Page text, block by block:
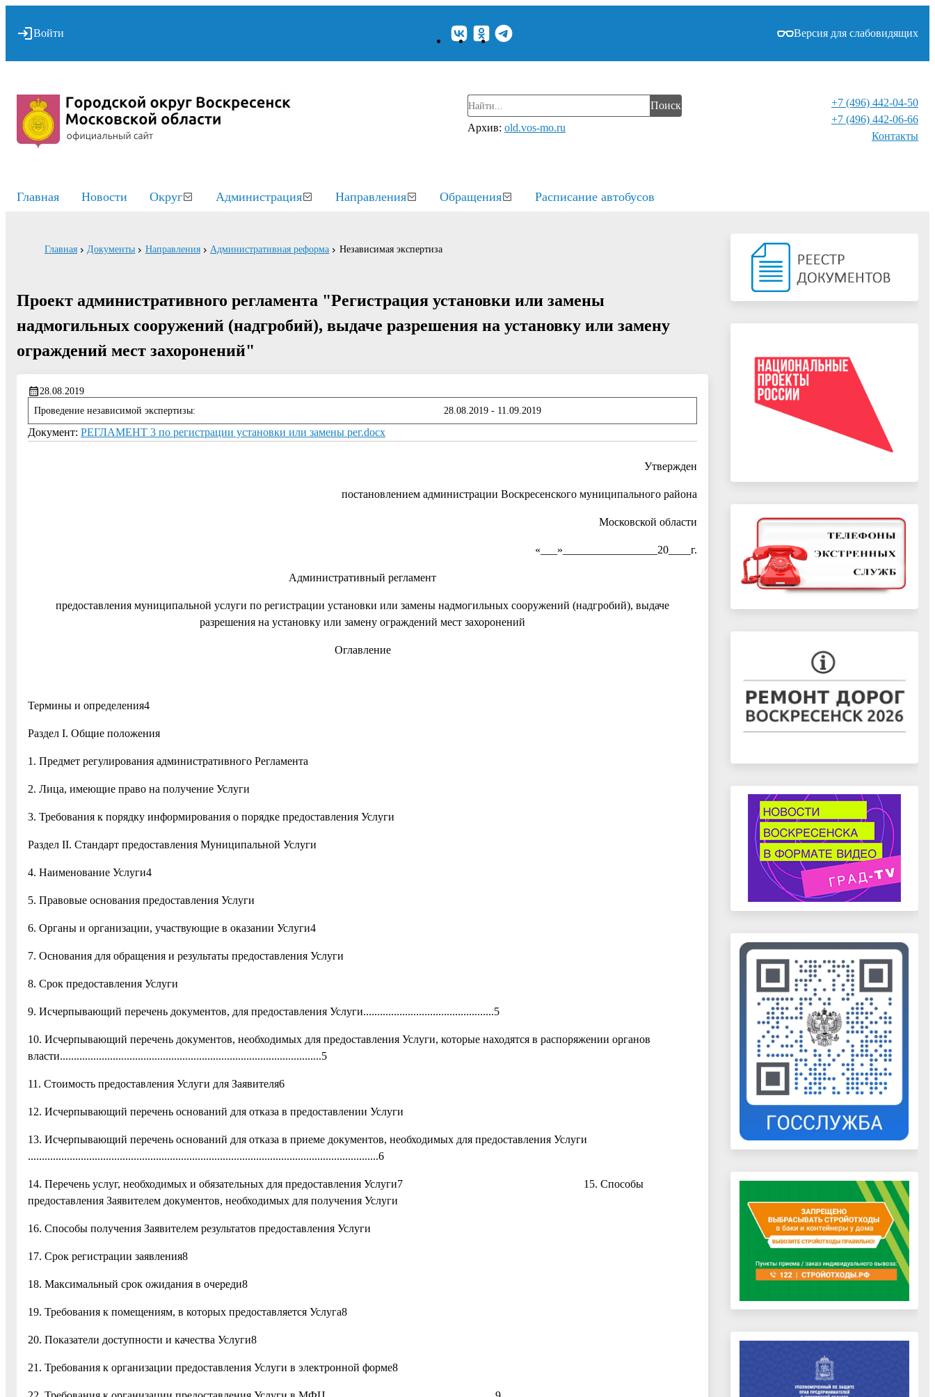
Войти Версия для слабовидящих
Поиск
Архив: old.vos-mo.ru
+7 (496) 442-04-50
+7 (496) 442-06-66
Контакты⁠
Главная Новости Округ Администрация Направления Обращения Расписание автобусов
Главная Документы Направления Административная реформа Независимая экспертиза
Проект административного регламента "Регистрация установки или замены
надмогильных сооружений (надгробий), выдаче разрешения на установку или замену
ограждений мест захоронений"
28.08.2019
Проведение независимой экспертизы:
28.08.2019 - 11.09.2019
Документ: РЕГЛАМЕНТ 3 по регистрации установки или замены рег.docx
Утвержден
постановлением администрации Воскресенского муниципального района
Московской области
«___»_________________20____г.
Административный регламент
предоставления муниципальной услуги по регистрации установки или замены надмогильных сооружений (надгробий), выдаче
разрешения на установку или замену ограждений мест захоронений
Оглавление
Термины и определения4
Раздел I. Общие положения
1. Предмет регулирования административного Регламента
2. Лица, имеющие право на получение Услуги
3. Требования к порядку информирования о порядке предоставления Услуги
Раздел II. Стандарт предоставления Муниципальной Услуги
4. Наименование Услуги4
5. Правовые основания предоставления Услуги
6. Органы и организации, участвующие в оказании Услуги4
7. Основания для обращения и результаты предоставления Услуги
8. Срок предоставления Услуги
9. Исчерпывающий перечень документов, для предоставления Услуги...............................................5
10. Исчерпывающий перечень документов, необходимых для предоставления Услуги, которые находятся в распоряжении органов
власти..............................................................................................5
11. Стоимость предоставления Услуги для Заявителя6
12. Исчерпывающий перечень оснований для отказа в предоставлении Услуги
13. Исчерпывающий перечень оснований для отказа в приеме документов, необходимых для предоставления Услуги
..............................................................................................................................6
14. Перечень услуг, необходимых и обязательных для предоставления Услуги7 15. Способы
предоставления Заявителем документов, необходимых для получения Услуги
16. Способы получения Заявителем результатов предоставления Услуги
17. Срок регистрации заявления8
18. Максимальный срок ожидания в очереди8
19. Требования к помещениям, в которых предоставляется Услуга8
20. Показатели доступности и качества Услуги8
21. Требования к организации предоставления Услуги в электронной форме8